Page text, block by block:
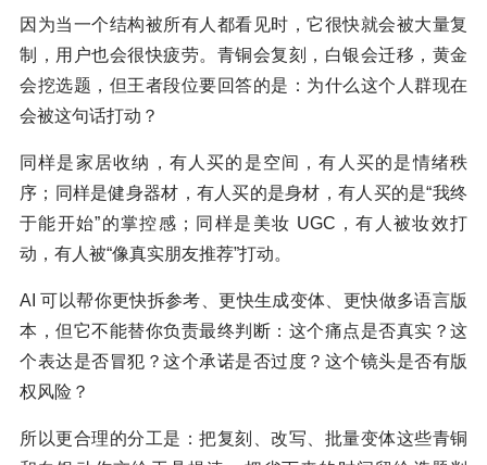
因为当一个结构被所有人都看见时，它很快就会被大量复
制，用户也会很快疲劳。青铜会复刻，白银会迁移，黄金
会挖选题，但王者段位要回答的是：为什么这个人群现在
会被这句话打动？
同样是家居收纳，有人买的是空间，有人买的是情绪秩
序；同样是健身器材，有人买的是身材，有人买的是“我终
于能开始”的掌控感；同样是美妆 UGC，有人被妆效打
动，有人被“像真实朋友推荐”打动。
AI 可以帮你更快拆参考、更快生成变体、更快做多语言版
本，但它不能替你负责最终判断：这个痛点是否真实？这
个表达是否冒犯？这个承诺是否过度？这个镜头是否有版
权风险？
所以更合理的分工是：把复刻、改写、批量变体这些青铜